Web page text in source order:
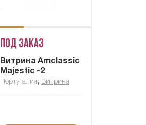
Под заказ
Витрина Amclassic
Majestic -2
Португалия , Витрина